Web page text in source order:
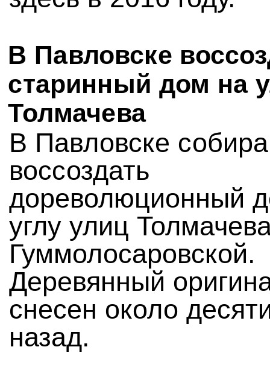
В Павловске
старинный дом на
Толмачева
В Павловске
воссоздать
дореволюционный
углу улиц
Гуммолосаровской.
Деревянный
снесен около
назад.